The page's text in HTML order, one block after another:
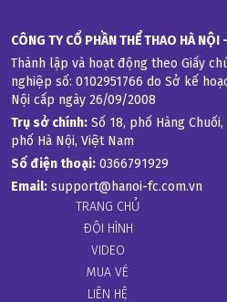
CÔNG TY CỔ PHẦN THỂ THAO HÀ NỘI
Thành lập và hoạt động theo Giấy
nghiệp số: 0102951766 do Sở kế
Nội cấp ngày 26/09/2008
Trụ sở chính: Số 18, phố Hàng
phố Hà Nội, Việt Nam
Số điện thoại: 0366791929
Email: support@hanoi-fc.com.vn
TRANG CHỦ
ĐỘI HÌNH
VIDEO
MUA VÉ
LIÊN HỆ